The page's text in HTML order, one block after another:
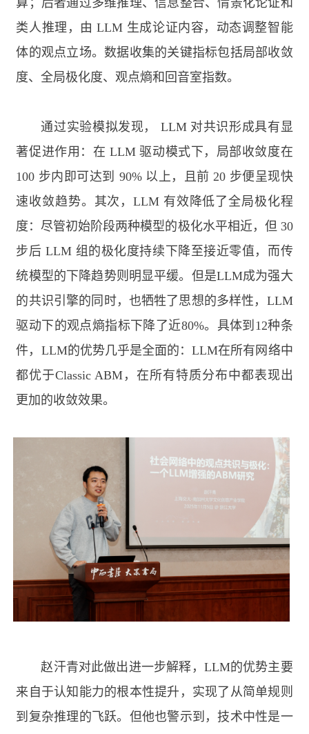
算；后者通过多维推理、信息整合、情景化论证和
类人推理，由LLM 生成论证内容，动态调整智能
体的观点立场。数据收集的关键指标包括局部收敛
度、全局极化度、观点熵和回音室指数。
通过实验模拟发现， LLM 对共识形成具有显
著促进作用：在 LLM驱动模式下，局部收敛度在
100 步内即可达到 90% 以上，且前20 步便呈现快
速收敛趋势。其次，LLM 有效降低了全局极化程
度：尽管初始阶段两种模型的极化水平相近，但 30
步后LLM 组的极化度持续下降至接近零值，而传
统模型的下降趋势则明显平缓。但是LLM成为强大
的共识引擎的同时，也牺牲了思想的多样性， LLM
驱动下的观点熵指标下降了近80%。具体到 12种条
件， LLM的优势几乎是全面的：LLM在所有网络中
都优于Classic ABM ，在所有特质分布中都表现出
更加的收敛效果。
赵汗青对此做出进一步解释， LLM的优势主要
来自于认知能力的根本性提升，实现了从简单规则
到复杂推理的飞跃。但他也警示到，技术中性是一